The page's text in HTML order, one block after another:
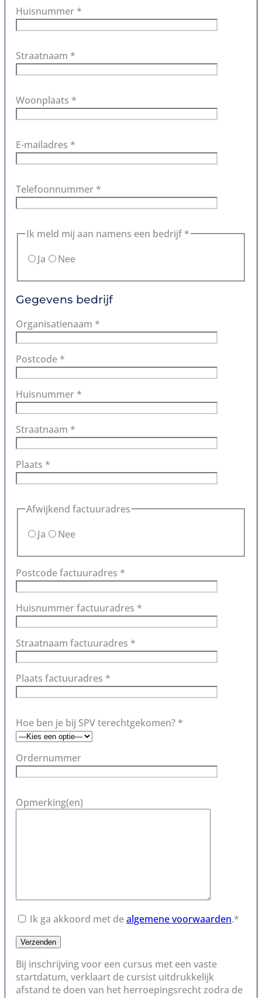
Huisnummer *
Straatnaam *
Woonplaats *
E-mailadres *
Telefoonnummer *
Ik meld mij aan namens een bedrijf *
Ja
Nee
Gegevens bedrijf
Organisatienaam *
Postcode *
Huisnummer *
Straatnaam *
Plaats *
Afwijkend factuuradres
Ja
Nee
Postcode factuuradres *
Huisnummer factuuradres *
Straatnaam factuuradres *
Plaats factuuradres *
Hoe ben je bij SPV terechtgekomen? *
Ordernummer
Opmerking(en)
Ik ga akkoord met dealgemene voorwaarden.*
Bij inschrijving voor een cursus met een vaste
startdatum, verklaart de cursist uitdrukkelijk
afstand te doen van het herroepingsrecht zodra de